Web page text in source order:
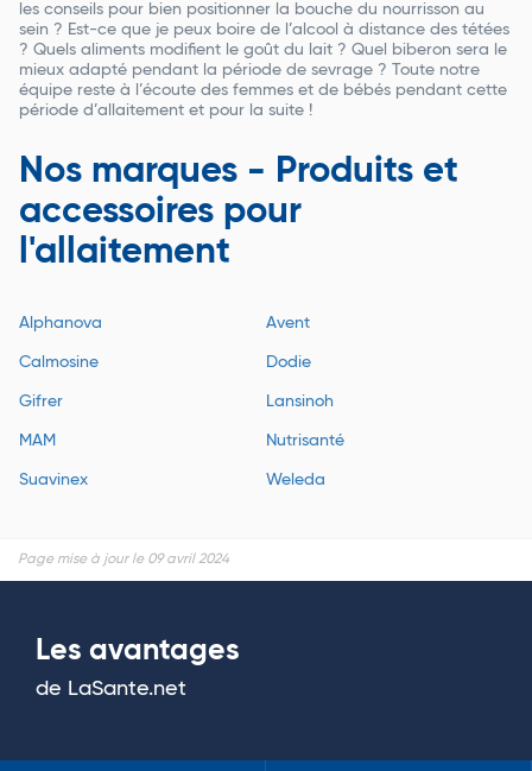
les conseils pour bien positionner la bouche du nourrisson au
sein ? Est-ce que je peux boire de l’alcool à distance des tétées
? Quels aliments modifient le goût du lait ? Quel biberon sera le
mieux adapté pendant la période de sevrage ? Toute notre
équipe reste à l’écoute des femmes et de bébés pendant cette
période d’allaitement et pour la suite !
Nos marques - Produits et
accessoires pour
l'allaitement
Alphanova Avent
Calmosine Dodie
Gifrer Lansinoh
MAM Nutrisanté
Suavinex Weleda
Page mise à jour le 09 avril 2024
Les avantages
de LaSante.net